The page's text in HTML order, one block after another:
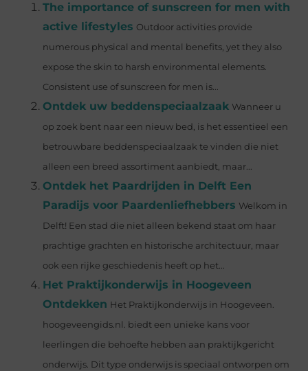
The importance of sunscreen for men with
active lifestyles Outdoor activities provide
numerous physical and mental benefits, yet they also
expose the skin to harsh environmental elements.
Consistent use of sunscreen for men is...
Ontdek uw beddenspeciaalzaak Wanneer u
op zoek bent naar een nieuw bed, is het essentieel een
betrouwbare beddenspeciaalzaak te vinden die niet
alleen een breed assortiment aanbiedt, maar...
Ontdek het Paardrijden in Delft Een
Paradijs voor Paardenliefhebbers Welkom in
Delft! Een stad die niet alleen bekend staat om haar
prachtige grachten en historische architectuur, maar
ook een rijke geschiedenis heeft op het...
Het Praktijkonderwijs in Hoogeveen
Ontdekken Het Praktijkonderwijs in Hoogeveen.
hoogeveengids.nl. biedt een unieke kans voor
leerlingen die behoefte hebben aan praktijkgericht
onderwijs. Dit type onderwijs is speciaal ontworpen om